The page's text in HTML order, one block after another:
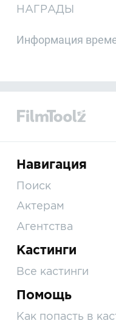
НАГРАДЫ
Информация
Навигация
Поиск
Актерам
Агентства
Кастинги
Все кастинги
Помощь
Как попасть в